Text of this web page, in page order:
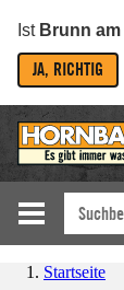
Ist Brunn
JA, RICHTIG
Startseite